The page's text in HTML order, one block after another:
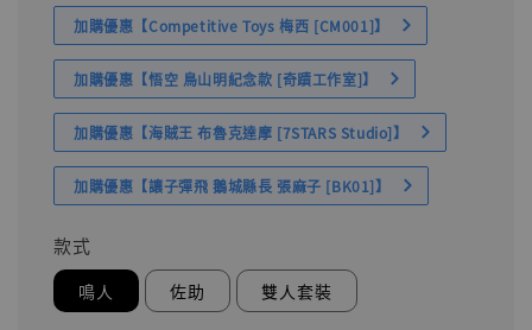
加購優惠【Competitive Toys 梅西 [CM001]】
加購優惠【悟空 鳥山明紀念款 [奇蹟工作室]】
加購優惠【海賊王 布魯克達摩 [7STARS Studio]】
加購優惠【讓子彈飛 鵝城縣長 張麻子 [BK01]】
款式
鳴人 佐助 雙人套裝